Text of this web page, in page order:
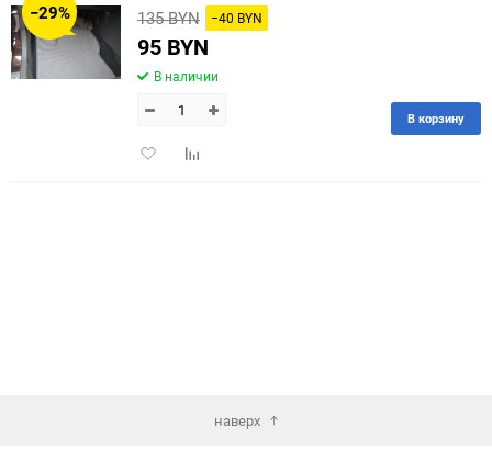
150
−29% 135 BYN −40 BYN
95 BYN
В наличии
ДобавитьДобавить
В корзину
наверх